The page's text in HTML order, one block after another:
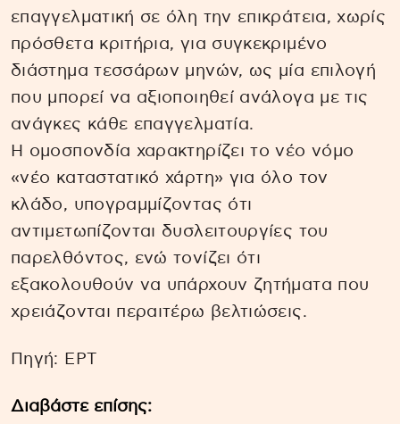
επαγγελματική σε όλη την επικράτεια, χωρίς
πρόσθετα κριτήρια, για συγκεκριμένο
διάστημα τεσσάρων μηνών, ως μία επιλογή
που μπορεί να αξιοποιηθεί ανάλογα με τις
ανάγκες κάθε επαγγελματία.
Η ομοσπονδία χαρακτηρίζει το νέο νόμο
«νέο καταστατικό χάρτη» για όλο τον
κλάδο, υπογραμμίζοντας ότι
αντιμετωπίζονται δυσλειτουργίες του
παρελθόντος, ενώ τονίζει ότι
εξακολουθούν να υπάρχουν ζητήματα που
χρειάζονται περαιτέρω βελτιώσεις.
Πηγή: ΕΡΤ
Διαβάστε επίσης: